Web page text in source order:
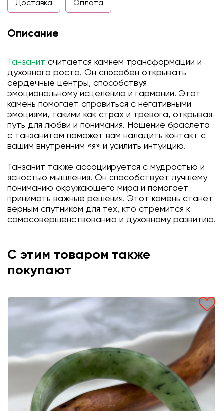
Доставка Оплата
Описание
Танзанит считается камнем трансформации и
духовного роста. Он способен открывать
сердечные центры, способствуя
эмоциональному исцелению и гармонии. Этот
камень помогает справиться с негативными
эмоциями, такими как страх и тревога, открывая
путь для любви и понимания. Ношение браслета
с танзанитом поможет вам наладить контакт с
вашим внутренним «я» и усилить интуицию.
Танзанит также ассоциируется с мудростью и
ясностью мышления. Он способствует лучшему
пониманию окружающего мира и помогает
принимать важные решения. Этот камень станет
верным спутником для тех, кто стремится к
самосовершенствованию и духовному развитию.
С этим товаром также
покупают